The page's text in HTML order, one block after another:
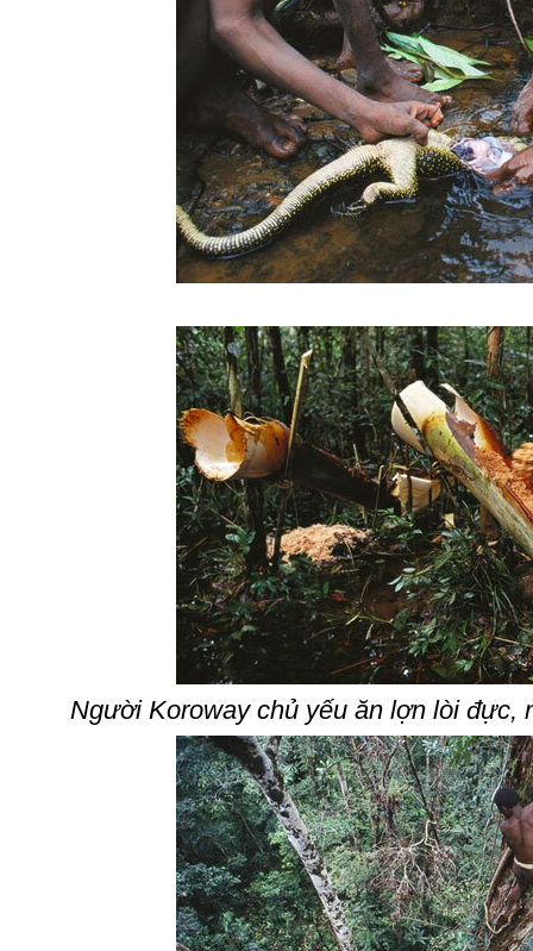
Người Koroway chủ yếu ăn lợn lòi đực,